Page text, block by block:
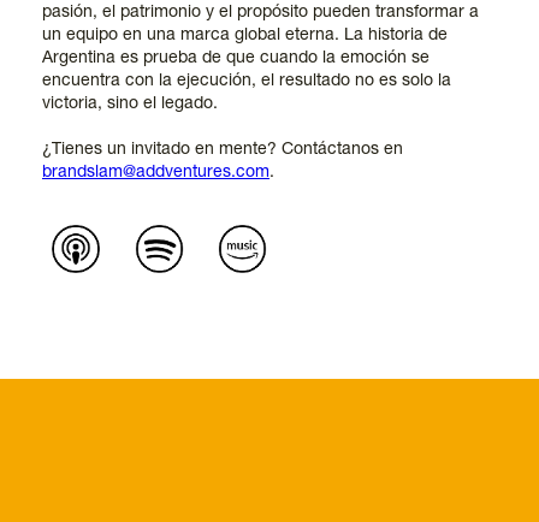
pasión, el patrimonio y el propósito pueden transformar a
un equipo en una marca global eterna. La historia de
Argentina es prueba de que cuando la emoción se
encuentra con la ejecución, el resultado no es solo la
victoria, sino el legado.
¿Tienes un invitado en mente? Contáctanos en
brandslam@addventures.com.